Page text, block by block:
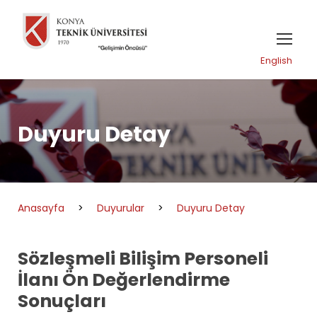
English
Duyuru Detay
Anasayfa > Duyurular > Duyuru Detay
Sözleşmeli Bilişim Personeli
İlanı Ön Değerlendirme
Sonuçları